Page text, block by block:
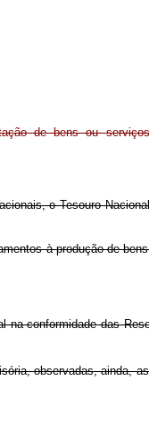
de bens ou
o Tesouro
à produção de
na conformidade das
observadas, ainda,